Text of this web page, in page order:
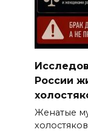
России
Женатые